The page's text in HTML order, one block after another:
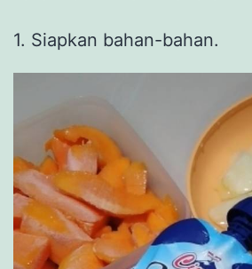
1. Siapkan bahan-bahan.